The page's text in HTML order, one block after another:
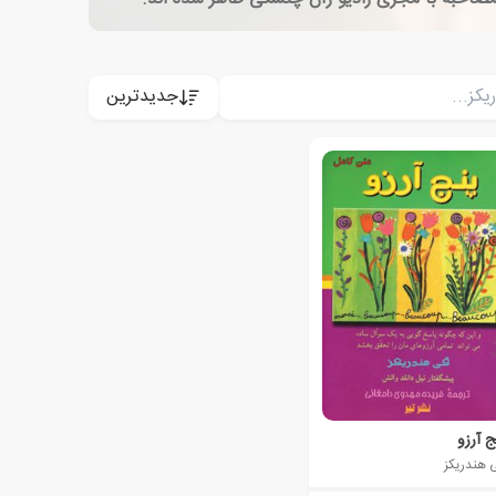
جدیدترین
آرزو
هندریکز